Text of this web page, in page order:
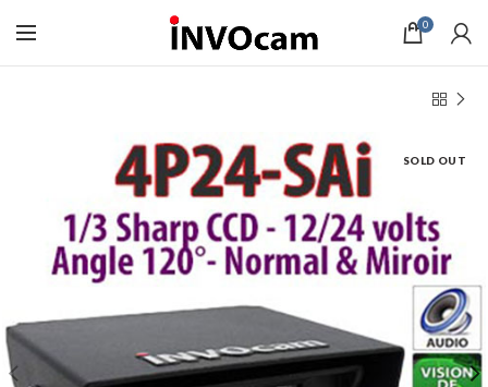
0
SOLD OUT